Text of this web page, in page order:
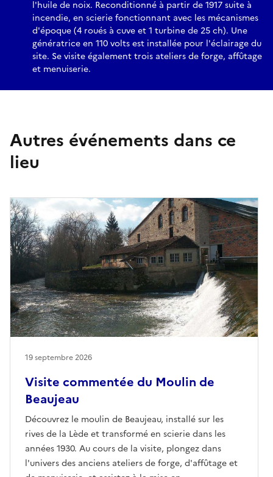
l'huile de noix. Reconditionné à partir de 1917 suite à
incendie, en scierie fonctionnant avec les mécanismes
d'époque (4 roués à cuve et 1 turbine de 25 ch). Une
génératrice en 110 volts est installée pour l'éclairage du
site. Se visite également trois ateliers de forge, affûtage
et menuiserie.
Autres événements dans ce
lieu
Visite commentée du Moulin de
Beaujeau
Découvrez le moulin de Beaujeau, installé sur les
rives de la Lède et transformé en scierie dans les
années 1930. Au cours de la visite, plongez dans
l'univers des anciens ateliers de forge, d'affûtage et
19 septembre 2026